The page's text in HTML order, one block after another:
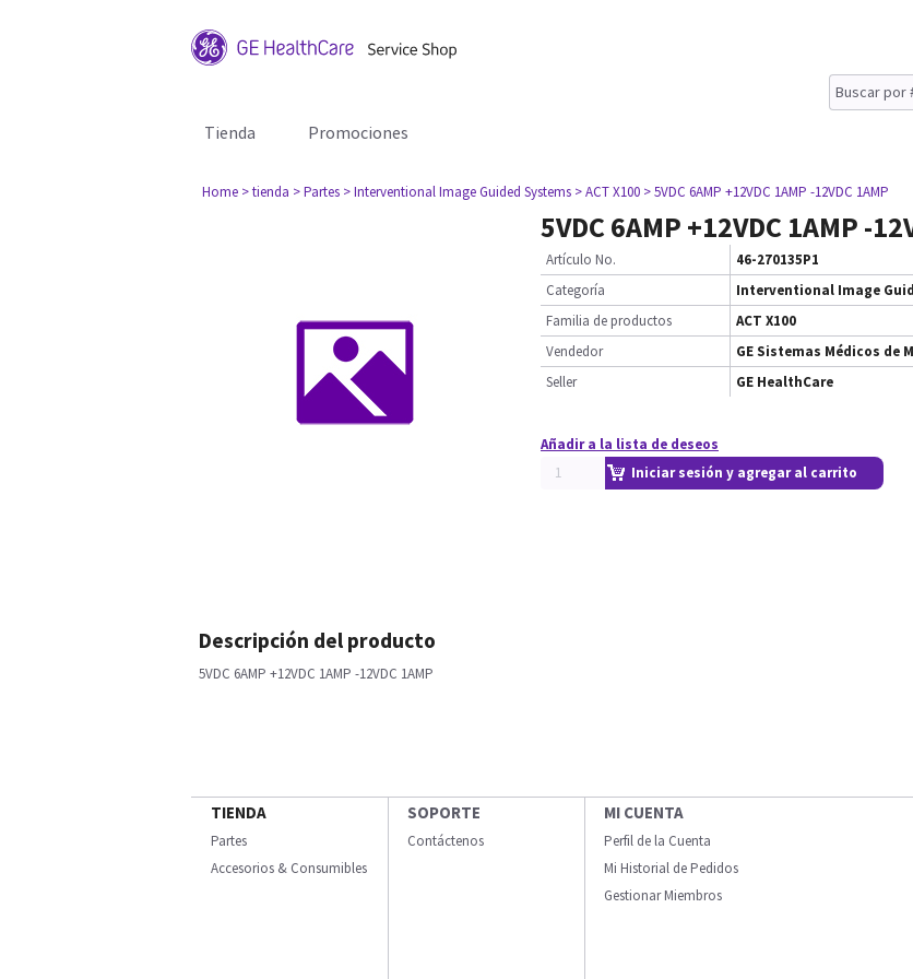
Tienda Promociones
Home > tienda > Partes > Interventional Image Guided Systems > ACT X100 > 5VDC 6AMP +12VDC 1AMP -12VDC 1AMP
5VDC 6AMP +12VDC 1AMP -
Artículo No.
46-270135P1
Categoría
Interventional Image
Familia de productos
ACT X100
Vendedor
GE Sistemas Médicos de
Seller
GE HealthCare
Añadir a la lista de deseos
Iniciar sesión y agregar al carrito
Descripción del producto
5VDC 6AMP +12VDC 1AMP -12VDC 1AMP
TIENDA
Partes
Accesorios & Consumibles
SOPORTE
Contáctenos
MI CUENTA
Perfil de la Cuenta
Mi Historial de Pedidos
Gestionar Miembros